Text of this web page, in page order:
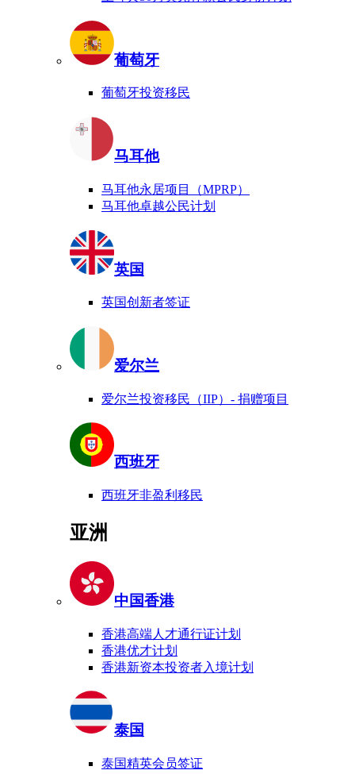
葡萄牙
葡萄牙投资移民
马耳他
马耳他永居项目（MPRP）
马耳他卓越公民计划
英国
英国创新者签证
爱尔兰
爱尔兰投资移民（IIP）- 捐赠项目
西班牙
西班牙非盈利移民
亚洲
中国香港
香港高端人才通行证计划
香港优才计划
香港新资本投资者入境计划
泰国
泰国精英会员签证